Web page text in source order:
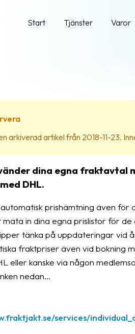
Start Tjänster Varor
arkiverad artikel från 2018-11-23.
dina egna fraktavtal
DHL.
prishämtning även
in dina egna prislistor för
tänka på uppdateringar vid
fraktpriser även vid bokning
eller kanske via någon
nedan...
services/